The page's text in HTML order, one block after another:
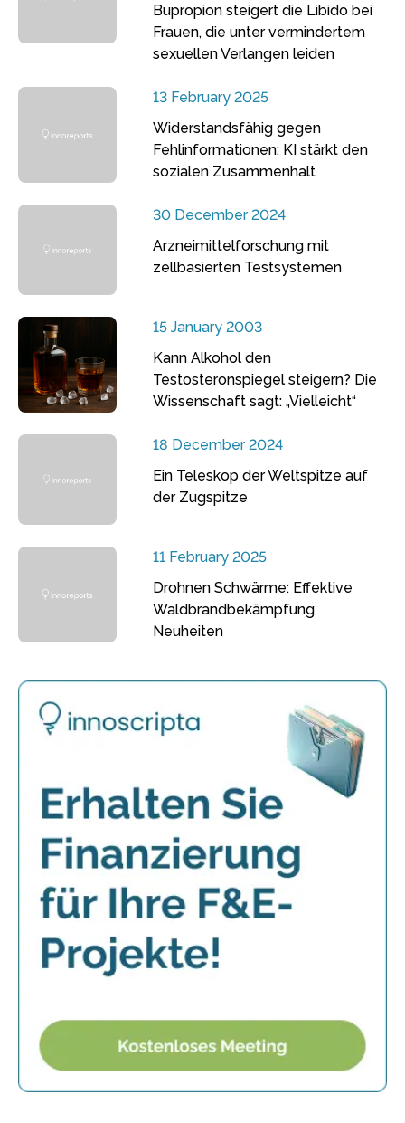
Bupropion steigert die Libido bei
Frauen, die unter vermindertem
sexuellen Verlangen leiden
13 February 2025
Widerstandsfähig gegen
Fehlinformationen: KI stärkt den
sozialen Zusammenhalt
30 December 2024
Arzneimittelforschung mit
zellbasierten Testsystemen
15 January 2003
Kann Alkohol den
Testosteronspiegel steigern? Die
Wissenschaft sagt: „Vielleicht“
18 December 2024
Ein Teleskop der Weltspitze auf
der Zugspitze
11 February 2025
Drohnen Schwärme: Effektive
Waldbrandbekämpfung
Neuheiten